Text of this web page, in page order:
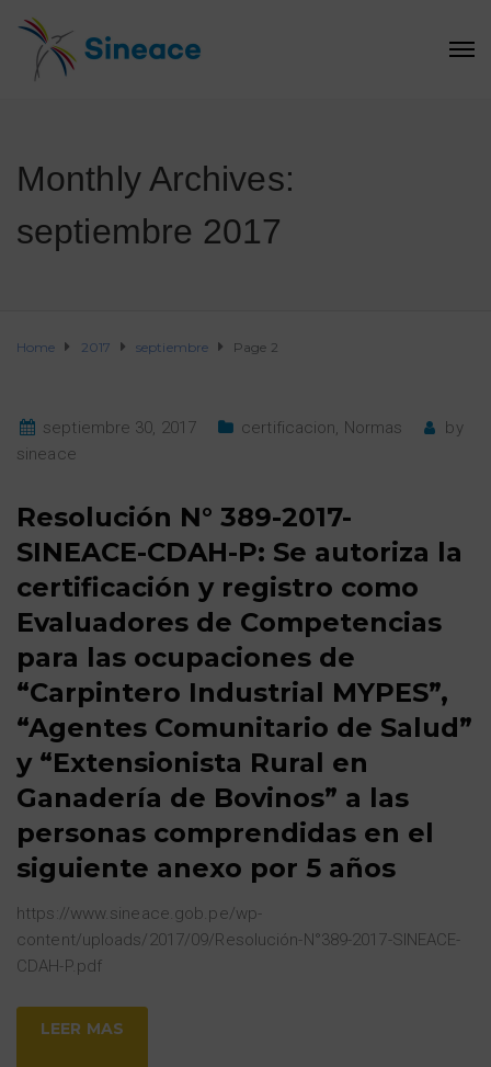
Monthly Archives:
septiembre 2017
Home 2017 septiembre Page 2
septiembre 30, 2017 certificacion, Normas
by
sineace
Resolución N° 389-2017-
SINEACE-CDAH-P: Se autoriza la
certificación y registro como
Evaluadores de Competencias
para las ocupaciones de
“Carpintero Industrial MYPES”,
“Agentes Comunitario de Salud”
y “Extensionista Rural en
Ganadería de Bovinos” a las
personas comprendidas en el
siguiente anexo por 5 años
https://www.sineace.gob.pe/wp-
content/uploads/2017/09/Resolución-N°389-2017-SINEACE-
CDAH-P.pdf
LEER MAS